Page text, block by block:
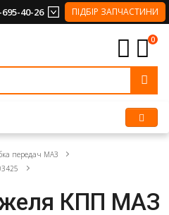
40-26 ПІДБІР ЗАПЧАСТИНИ
0
передач МАЗ
КПП МАЗ